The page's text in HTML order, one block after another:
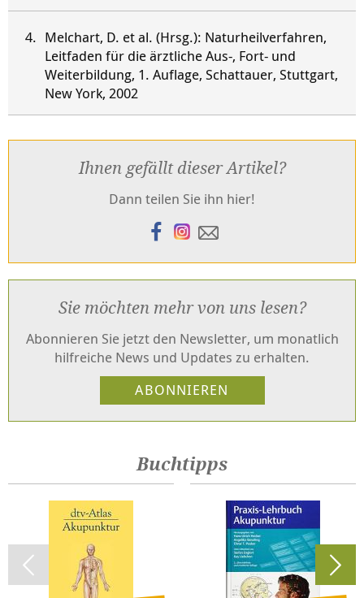
Melchart, D. et al. (Hrsg.): Naturheilverfahren,
Leitfaden für die ärztliche Aus-, Fort- und
Weiterbildung, 1. Auflage, Schattauer, Stuttgart,
New York, 2002
Ihnen gefällt dieser Artikel?
Dann teilen Sie ihn hier!
Sie möchten mehr von uns lesen?
Abonnieren Sie jetzt den Newsletter, um monatlich
hilfreiche News und Updates zu erhalten.
Buchtipps